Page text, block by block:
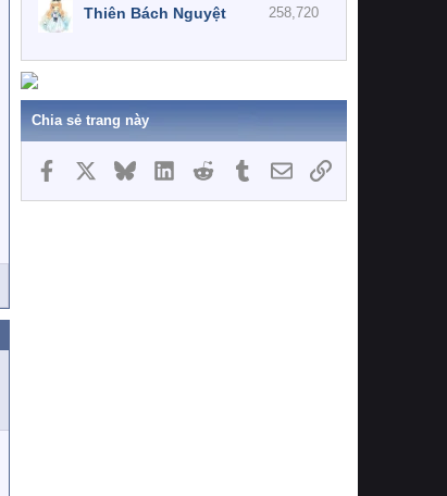
258,720
Thiên Bách Nguyệt
Chia sẻ trang này
Facebook BlueskyLinkedInReddit TumblrEmailLink